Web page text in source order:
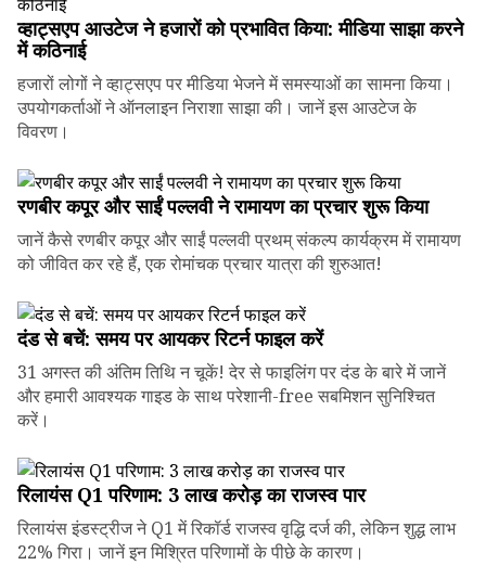
व्हाट्सएप आउटेज ने हजारों को प्रभावित किया: मीडिया साझा करने
में कठिनाई
हजारों लोगों ने व्हाट्सएप पर मीडिया भेजने में समस्याओं का सामना किया।
उपयोगकर्ताओं ने ऑनलाइन निराशा साझा की। जानें इस आउटेज के
विवरण।
रणबीर कपूर और साईं पल्लवी ने रामायण का प्रचार शुरू किया
जानें कैसे रणबीर कपूर और साईं पल्लवी प्रथम् संकल्प कार्यक्रम में रामायण
को जीवित कर रहे हैं, एक रोमांचक प्रचार यात्रा की शुरुआत!
दंड से बचें: समय पर आयकर रिटर्न फाइल करें
31 अगस्त की अंतिम तिथि न चूकें! देर से फाइलिंग पर दंड के बारे में जानें
और हमारी आवश्यक गाइड के साथ परेशानी-free सबमिशन सुनिश्चित
करें।
रिलायंस Q1 परिणाम: ₹3 लाख करोड़ का राजस्व पार
रिलायंस इंडस्ट्रीज ने Q1 में रिकॉर्ड राजस्व वृद्धि दर्ज की, लेकिन शुद्ध लाभ
22% गिरा। जानें इन मिश्रित परिणामों के पीछे के कारण।